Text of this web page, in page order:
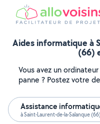
Aides informatique à
(66)
Vous avez un
panne ? Postez votre
Assistance
à Saint-Laurent-de-la-Salanque (66)